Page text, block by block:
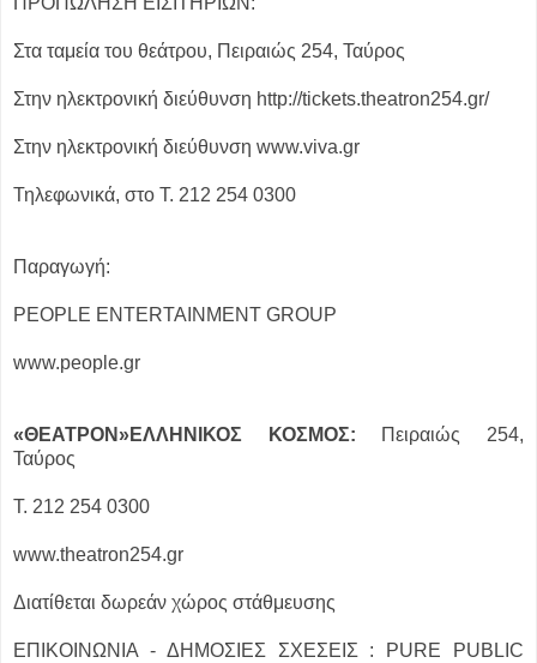
Στα ταμεία του θεάτρου, Πειραιώς 254, Ταύρος
Στην ηλεκτρονική διεύθυνση http://tickets.theatron254.gr/
Στην ηλεκτρονική διεύθυνση www.viva.gr
Τηλεφωνικά, στο T. 212 254 0300
Παραγωγή:
PEOPLE ENTERTAINMENT GROUP
www.people.gr
«ΘΕΑΤΡΟΝ»ΕΛΛΗΝΙΚΟΣ ΚΟΣΜΟΣ:
Πειραιώς 254,
Ταύρος
Τ. 212 254 0300
www.theatron254.gr
Διατίθεται δωρεάν χώρος στάθμευσης
ΕΠΙΚΟΙΝΩΝΙΑ - ΔΗΜΟΣΙΕΣ ΣΧΕΣΕΙΣ : PURE PUBLIC